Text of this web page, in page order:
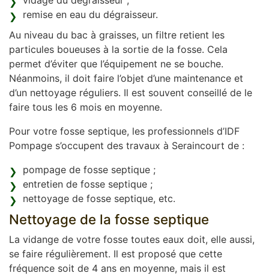
remise en eau du dégraisseur.
Au niveau du bac à graisses, un filtre retient les
particules boueuses à la sortie de la fosse. Cela
permet d’éviter que l’équipement ne se bouche.
Néanmoins, il doit faire l’objet d’une maintenance et
d’un nettoyage réguliers. Il est souvent conseillé de le
faire tous les 6 mois en moyenne.
Pour votre fosse septique, les professionnels d’IDF
Pompage s’occupent des travaux à Seraincourt de :
pompage de fosse septique ;
entretien de fosse septique ;
nettoyage de fosse septique, etc.
Nettoyage de la fosse septique
La vidange de votre fosse toutes eaux doit, elle aussi,
se faire régulièrement. Il est proposé que cette
fréquence soit de 4 ans en moyenne, mais il est